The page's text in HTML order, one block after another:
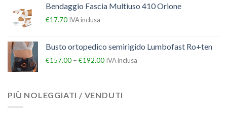
Bendaggio Fascia Multiuso 410 Orione
€17.70 IVA inclusa
Busto ortopedico semirigido Lumbofast Ro+ten
€157.00 – €192.00 IVA inclusa
PIÙ NOLEGGIATI / VENDUTI